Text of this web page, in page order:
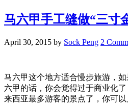
马六甲手工缝做“三寸
April 30, 2015 by Sock Peng 2
马六甲这个地方适合慢步旅游，
六甲的话，你会觉得过于商业化
来西亚最多游客的景点了，你可